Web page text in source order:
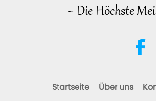
~ Die Höchste
Startseite Über uns